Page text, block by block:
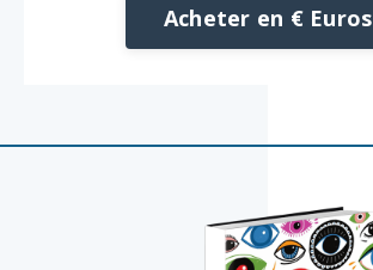
Acheter en € Euros